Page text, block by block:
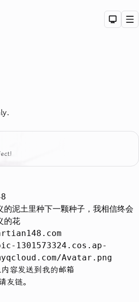
Dark
的泥土里种下一颗种子，我相信终会
的花
1301573324.cos.ap-
Avatar.png
容发送到我的邮箱
友链。